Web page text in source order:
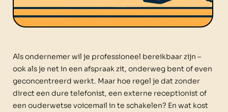
Als ondernemer wil je professioneel bereikbaar zijn –
ook als je net in een afspraak zit, onderweg bent of even
geconcentreerd werkt. Maar hoe regel je dat zonder
direct een dure telefonist, een externe receptionist of
een ouderwetse voicemail in te schakelen? En wat kost